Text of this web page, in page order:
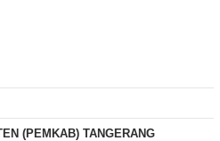
(PEMKAB) TANGERANG